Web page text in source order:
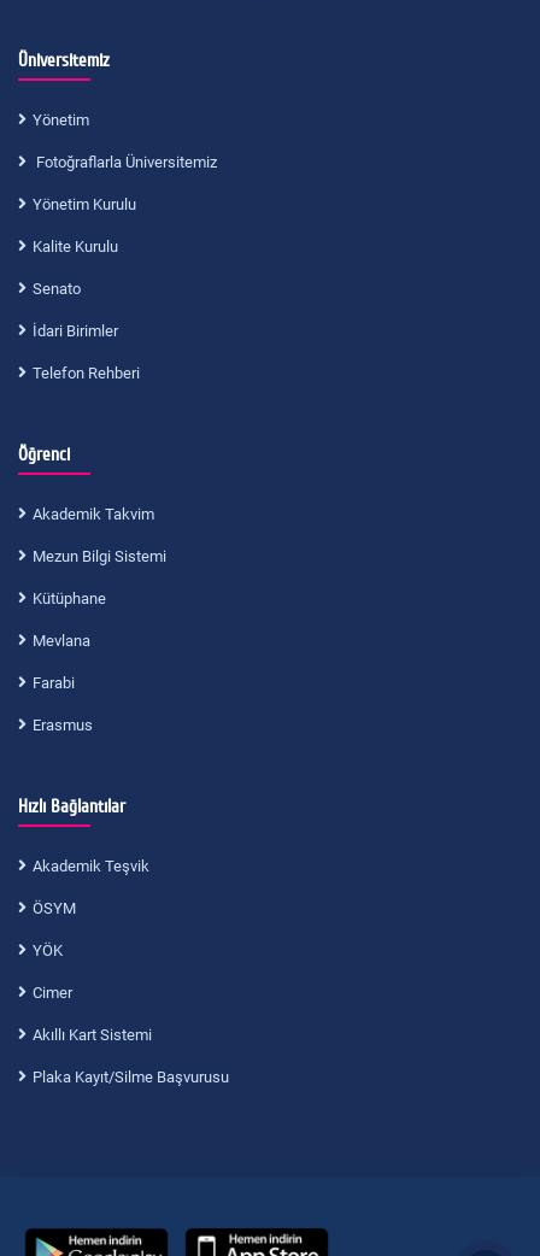
Üniversitemiz
Yönetim
Fotoğraflarla Üniversitemiz
Yönetim Kurulu
Kalite Kurulu
Senato
İdari Birimler
Telefon Rehberi
Öğrenci
Akademik Takvim
Mezun Bilgi Sistemi
Kütüphane
Mevlana
Farabi
Erasmus
Hızlı Bağlantılar
Akademik Teşvik
ÖSYM
YÖK
Cimer
Akıllı Kart Sistemi
Plaka Kayıt/Silme Başvurusu